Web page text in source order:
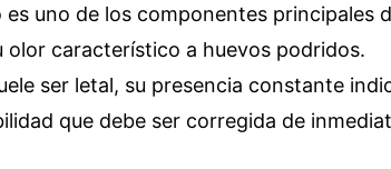
uno de los componentes principales
característico a huevos podridos.
ser letal, su presencia constante
que debe ser corregida de